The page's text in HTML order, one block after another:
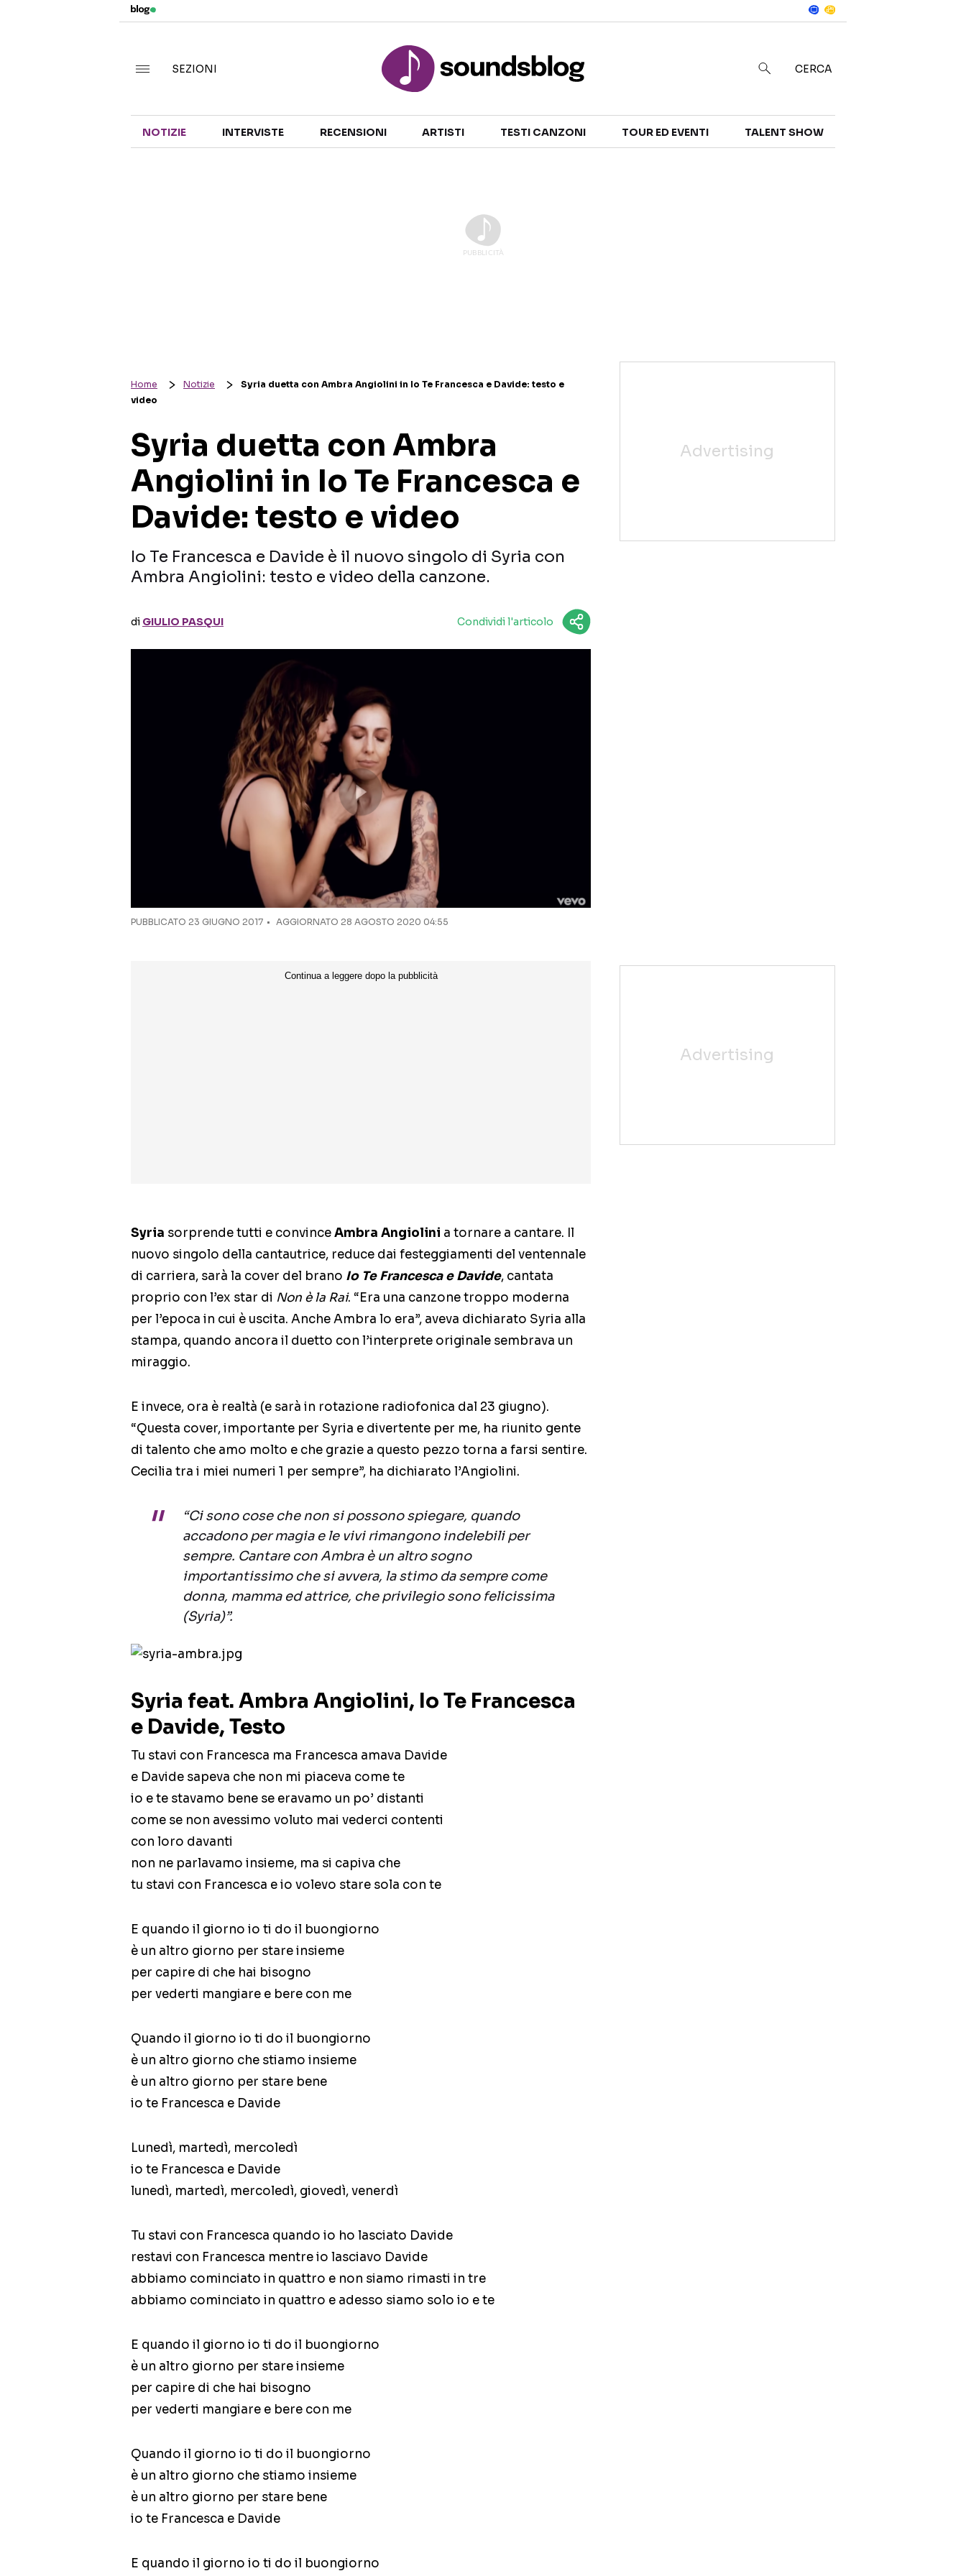
TALENT SHOW
SEZIONI CERCA
NOTIZIE INTERVISTE RECENSIONI ARTISTI TESTI CANZONI TOUR ED EVENTI TALENT SHOW
Home Notizie
Syria duetta con Ambra Angiolini in Io Te Francesca e Davide: testo e
video
Syria duetta con Ambra
Angiolini in Io Te Francesca e
Davide: testo e video
Io Te Francesca e Davide è il nuovo singolo di Syria con
Ambra Angiolini: testo e video della canzone.
di GIULIO PASQUI Condividi l'articolo
PUBBLICATO 23 GIUGNO 2017 AGGIORNATO 28 AGOSTO 2020 04:55
Syria sorprende tutti e convinceAmbra Angiolini a tornare a cantare. Il
nuovo singolo della cantautrice, reduce dai festeggiamenti del ventennale
di carriera, sarà la cover del brano Io Te Francesca e Davide, cantata
proprio con l’ex star di Non è la Rai. “Era una canzone troppo moderna
per l’epoca in cui è uscita. Anche Ambra lo era”, aveva dichiarato Syria alla
stampa, quando ancora il duetto con l’interprete originale sembrava un
miraggio.
E invece, ora è realtà (e sarà in rotazione radiofonica dal 23 giugno).
“Questa cover, importante per Syria e divertente per me, ha riunito gente
di talento che amo molto e che grazie a questo pezzo torna a farsi sentire.
Cecilia tra i miei numeri 1 per sempre”, ha dichiarato l’Angiolini.
“Ci sono cose che non si possono spiegare, quando
accadono per magia e le vivi rimangono indelebili per
sempre. Cantare con Ambra è un altro sogno
importantissimo che si avvera, la stimo da sempre come
donna, mamma ed attrice, che privilegio sono felicissima
(Syria)”.
Syria feat. Ambra Angiolini, Io Te Francesca
e Davide, Testo
Tu stavi con Francesca ma Francesca amava Davide
e Davide sapeva che non mi piaceva come te
io e te stavamo bene se eravamo un po’ distanti
come se non avessimo voluto mai vederci contenti
con loro davanti
non ne parlavamo insieme, ma si capiva che
tu stavi con Francesca e io volevo stare sola con te
E quando il giorno io ti do il buongiorno
è un altro giorno per stare insieme
per capire di che hai bisogno
per vederti mangiare e bere con me
Quando il giorno io ti do il buongiorno
è un altro giorno che stiamo insieme
è un altro giorno per stare bene
io te Francesca e Davide
Lunedì, martedì, mercoledì
io te Francesca e Davide
lunedì, martedì, mercoledì, giovedì, venerdì
Tu stavi con Francesca quando io ho lasciato Davide
restavi con Francesca mentre io lasciavo Davide
abbiamo cominciato in quattro e non siamo rimasti in tre
abbiamo cominciato in quattro e adesso siamo solo io e te
E quando il giorno io ti do il buongiorno
è un altro giorno per stare insieme
per capire di che hai bisogno
per vederti mangiare e bere con me
Quando il giorno io ti do il buongiorno
è un altro giorno che stiamo insieme
è un altro giorno per stare bene
io te Francesca e Davide
E quando il giorno io ti do il buongiorno